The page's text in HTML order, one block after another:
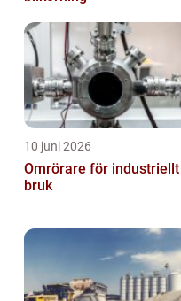
10 juni 2026
Omrörare för industriellt
bruk